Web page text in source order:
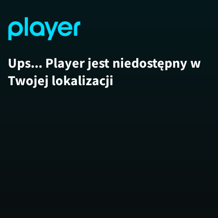
Ups... Player jest niedostępny w
Twojej lokalizacji